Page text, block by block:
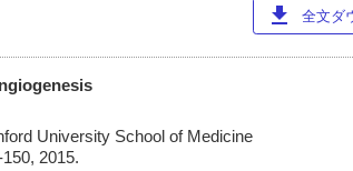
download 全文ダ
University School of Medicine
150, 2015.